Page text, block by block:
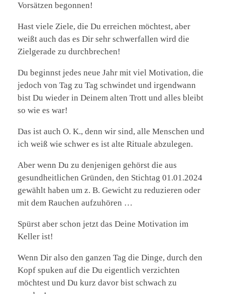
Vorsätzen begonnen!
Hast viele Ziele, die Du erreichen möchtest, aber
weißt auch das es Dir sehr schwerfallen wird die
Zielgerade zu durchbrechen!
Du beginnst jedes neue Jahr mit viel Motivation, die
jedoch von Tag zu Tag schwindet und irgendwann
bist Du wieder in Deinem alten Trott und alles bleibt
so wie es war!
Das ist auch O. K., denn wir sind, alle Menschen und
ich weiß wie schwer es ist alte Rituale abzulegen.
Aber wenn Du zu denjenigen gehörst die aus
gesundheitlichen Gründen, den Stichtag 01.01.2024
gewählt haben um z. B. Gewicht zu reduzieren oder
mit dem Rauchen aufzuhören …
Spürst aber schon jetzt das Deine Motivation im
Keller ist!
Wenn Dir also den ganzen Tag die Dinge, durch den
Kopf spuken auf die Du eigentlich verzichten
möchtest und Du kurz davor bist schwach zu